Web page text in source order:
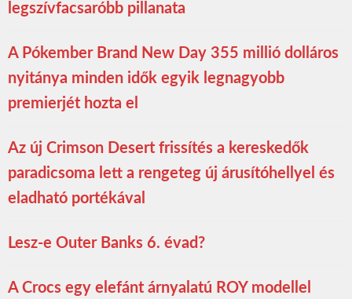
legszívfacsaróbb pillanata
A Pókember Brand New Day 355 millió dolláros
nyitánya minden idők egyik legnagyobb
premierjét hozta el
Az új Crimson Desert frissítés a kereskedők
paradicsoma lett a rengeteg új árusítóhellyel és
eladható portékával
Lesz-e Outer Banks 6. évad?
A Crocs egy elefánt árnyalatú ROY modellel